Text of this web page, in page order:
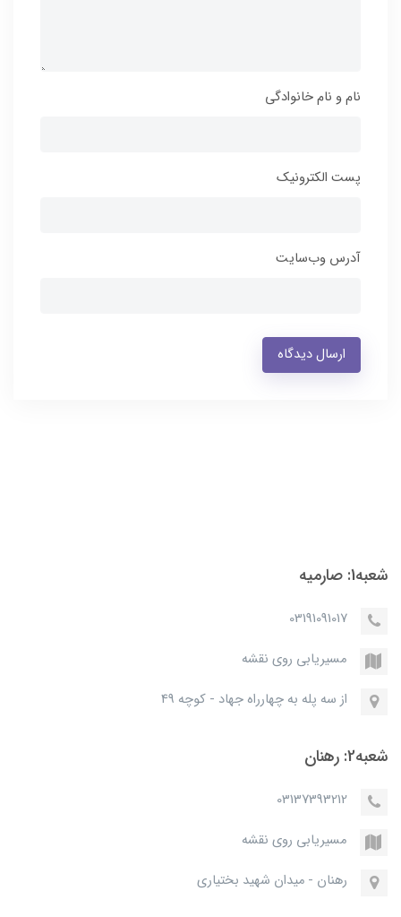
نام و نام خانوادگی
پست الکترونیک
آدرس وب‌سایت
ارسال دیدگاه
شعبه1: صارمیه
03191091017
مسیریابی روی نقشه
از سه پله به چهارراه جهاد - کوچه 49
شعبه2: رهنان
03137393212
مسیریابی روی نقشه
رهنان - میدان شهید بختیاری